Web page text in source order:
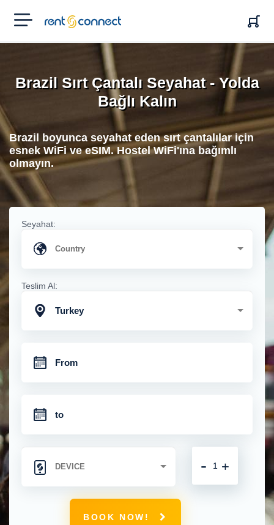
RENT'N
CONNECT
Brazil Sırt Çantalı Seyahat - Yolda
Bağlı Kalın
Brazil boyunca seyahat eden sırt çantalılar için
esnek WiFi ve eSIM. Hostel WiFi'ına bağımlı
olmayın.
Seyahat:
Teslim Al:
Turkey
+
-
BOOK NOW!